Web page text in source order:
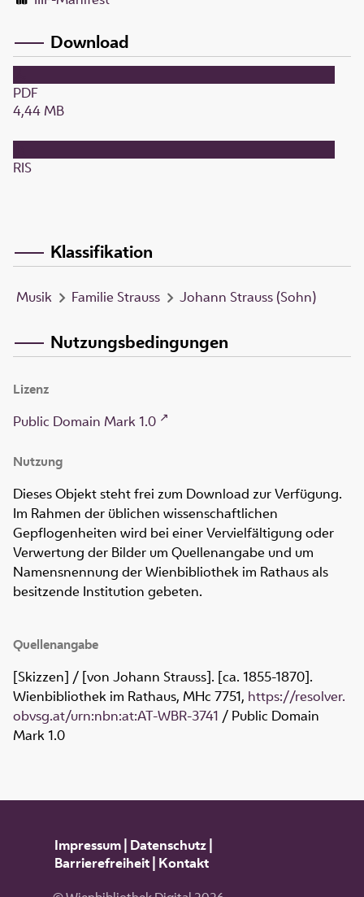
Download
PDF
4,44 MB
RIS
Klassifikation
Musik Familie Strauss Johann Strauss (Sohn)
Nutzungsbedingungen
Lizenz
Public Domain Mark 1.0
Nutzung
Dieses Objekt steht frei zum Download zur Verfügung.
Im Rahmen der üblichen wissenschaftlichen
Gepflogenheiten wird bei einer Vervielfältigung oder
Verwertung der Bilder um Quellenangabe und um
Namensnennung der Wienbibliothek im Rathaus als
besitzende Institution gebeten.
Quellenangabe
[Skizzen] / [von Johann Strauss]. [ca. 1855-1870].
Wienbibliothek im Rathaus, MHc 7751, https://resolver.
obvsg.at/urn:nbn:at:AT-WBR-3741 / Public Domain
Mark 1.0
Impressum| Datenschutz|
Barrierefreiheit| Kontakt